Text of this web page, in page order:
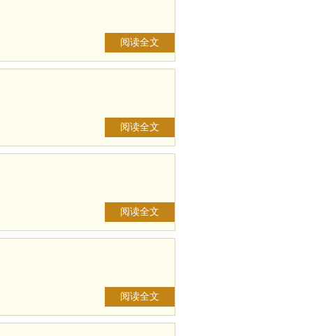
阅读全文
阅读全文
阅读全文
阅读全文